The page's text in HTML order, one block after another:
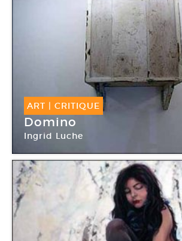
ART | CRITIQUE
Domino
Ingrid Luche